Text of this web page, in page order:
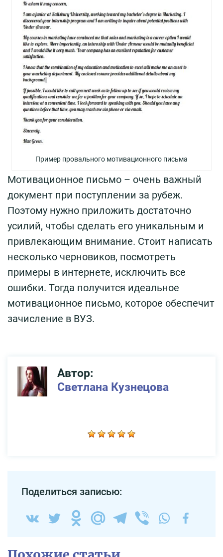
Пример провального мотивационного письма
Мотивационное письмо – очень важный
документ при поступлении за рубеж.
Поэтому нужно приложить достаточно
усилий, чтобы сделать его уникальным и
привлекающим внимание. Стоит написать
несколько черновиков, посмотреть
примеры в интернете, исключить все
ошибки. Тогда получится идеальное
мотивационное письмо, которое обеспечит
зачисление в ВУЗ.
Автор:
Светлана Кузнецова
Поделиться записью: